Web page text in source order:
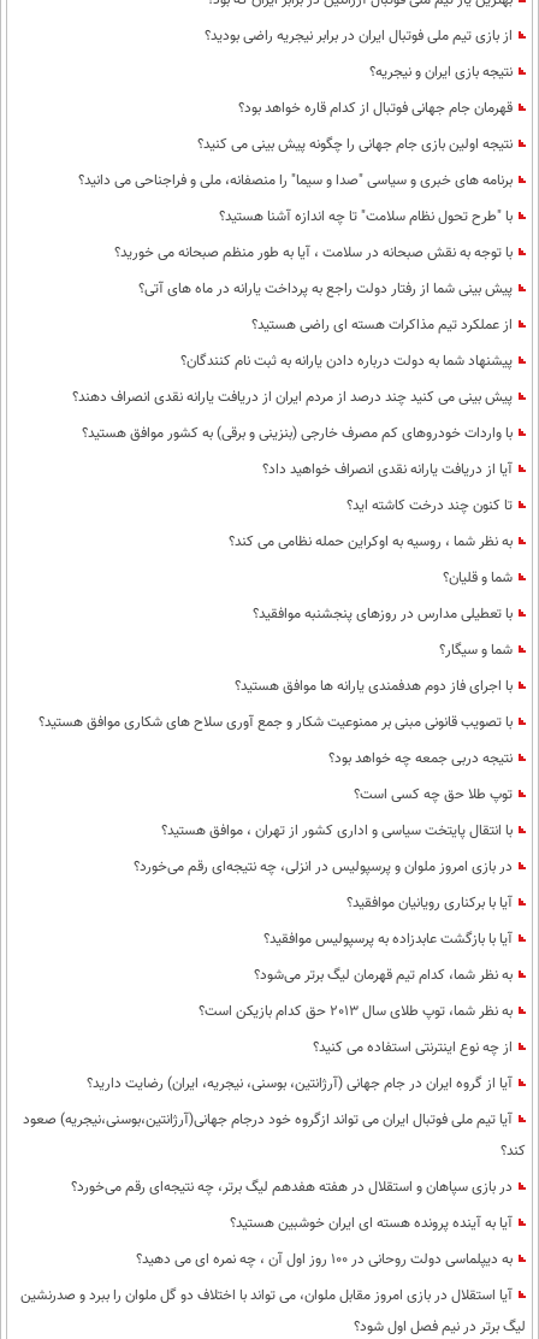
از بازی تیم ملی فوتبال ایران در برابر نیجریه راضی بودید؟
نتیجه بازی ایران و نیجریه؟
قهرمان جام جهانی فوتبال از کدام قاره خواهد بود؟
نتیجه اولین بازی جام جهانی را چگونه پیش بینی می کنید؟
برنامه های خبری و سیاسی "صدا و سیما" را منصفانه، ملی و فراجناحی می دانید؟
با "طرح تحول نظام سلامت"‌ تا چه اندازه آشنا هستید؟
با توجه به نقش صبحانه در سلامت ، آیا به طور منظم صبحانه می خورید؟
پیش بینی شما از رفتار دولت راجع به پرداخت یارانه در ماه های آتی؟
از عملکرد تیم مذاکرات هسته ای راضی هستید؟
پیشنهاد شما به دولت درباره دادن یارانه به ثبت نام کنندگان؟
پیش بینی می کنید چند درصد از مردم ایران از دریافت یارانه نقدی انصراف دهند؟
با واردات خودروهای کم مصرف خارجی (بنزینی و برقی) به کشور موافق هستید؟
آیا از دریافت یارانه نقدی انصراف خواهید داد؟
تا کنون چند درخت کاشته اید؟
به نظر شما ، روسیه به اوکراین حمله نظامی می کند؟
شما و قلیان؟
با تعطیلی مدارس در روزهای پنجشنبه موافقید؟
شما و سیگار؟
با اجرای فاز دوم هدفمندی یارانه ها موافق هستید؟
با تصویب قانونی مبنی بر ممنوعیت شکار و جمع آوری سلاح های شکاری موافق هستید؟
نتیجه دربی جمعه چه خواهد بود؟
توپ طلا حق چه کسی است؟
با انتقال پایتخت سیاسی و اداری کشور از تهران ، موافق هستید؟
در بازی امروز ملوان و پرسپولیس در انزلی، چه نتیجه‌ای رقم می‌خورد؟
آیا با برکناری رویانیان موافقید؟
آیا با بازگشت عابدزاده به پرسپولیس موافقید؟
به نظر شما، کدام تیم قهرمان لیگ برتر می‌شود؟
به نظر شما، توپ طلای سال 2013 حق کدام بازیکن است؟
از چه نوع اینترنتی استفاده می کنید؟
آیا از گروه ایران در جام جهانی (آرژانتین، بوسنی، نیجریه، ایران) رضایت دارید؟
آیا تیم ملی فوتبال ایران می تواند ازگروه خود درجام جهانی(آرژانتین،بوسنی،نیجریه) صعود
کند؟
در بازی سپاهان و استقلال در هفته هفدهم لیگ برتر، چه نتیجه‌ای رقم می‌خورد؟
آیا به آینده پرونده هسته ای ایران خوشبین هستید؟
به دیپلماسی دولت روحانی در 100 روز اول آن ، چه نمره ای می دهید؟
آیا استقلال در بازی امروز مقابل ملوان، می تواند با اختلاف دو گل ملوان را ببرد و صدرنشین
لیگ برتر در نیم فصل اول شود؟